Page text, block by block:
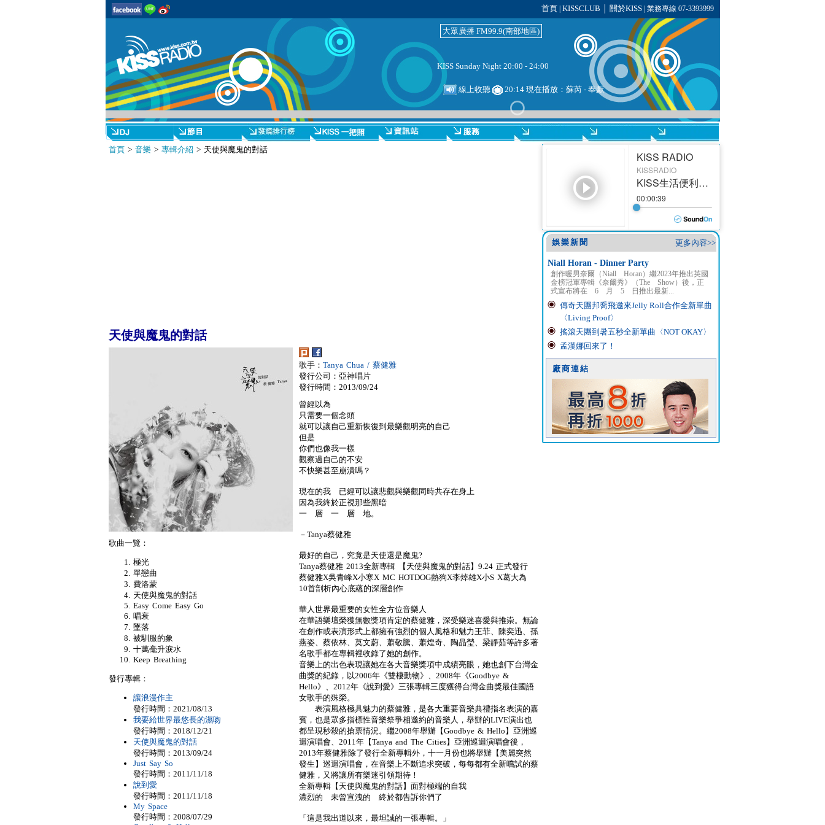
首頁 KISSCLUB 關於KISS| 業務專線 07-3393999
大眾廣播 FM99.9(南部地區)
KISS Sunday Night 20:00 - 24:00
線上收聽 20:14 現在播放：蘇芮 - 奉獻
首頁> 音樂> 專輯介紹 > 天使與魔鬼的對話
天使與魔鬼的對話
歌手： Tanya Chua / 蔡健雅
發行公司：亞神唱片
發行時間：2013/09/24
曾經以為
只需要一個念頭
就可以讓自己重新恢復到最樂觀明亮的自己
但是
你們也像我一樣
觀察過自己的不安
不快樂甚至崩潰嗎？
現在的我 已經可以讓悲觀與樂觀同時共存在身上
因為我終於正視那些黑暗
一 層 一 層 地。
－Tanya蔡健雅
最好的自己，究竟是天使還是魔鬼?
Tanya蔡健雅 2013全新專輯 【天使與魔鬼的對話】9.24 正式發行
蔡健雅X吳青峰X小寒X MC HOTDOG熱狗X李焯雄X小S X葛大為
10首剖析內心底蘊的深層創作
華人世界最重要的女性全方位音樂人
在華語樂壇榮獲無數獎項肯定的蔡健雅，深受樂迷喜愛與推崇。無論
在創作或表演形式上都擁有強烈的個人風格和魅力王菲、陳奕迅、孫
燕姿、蔡依林、莫文蔚、蕭敬騰、蕭煌奇、陶晶瑩、梁靜茹等許多著
名歌手都在專輯裡收錄了她的創作。
音樂上的出色表現讓她在各大音樂獎項中成績亮眼，她也創下台灣金
曲獎的紀錄，以2006年《雙棲動物》、2008年《Goodbye &
Hello》、2012年《說到愛》三張專輯三度獲得台灣金曲獎最佳國語
女歌手的殊榮。
表演風格極具魅力的蔡健雅，是各大重要音樂典禮指名表演的嘉
賓，也是眾多指標性音樂祭爭相邀約的音樂人，舉辦的LIVE演出也
都呈現秒殺的搶票情況。繼2008年舉辦【Goodbye & Hello】亞洲巡
迴演唱會、2011年【Tanya and The Cities】亞洲巡迴演唱會後，
2013年蔡健雅除了發行全新專輯外，十一月份也將舉辦【美麗突然
發生】巡迴演唱會，在音樂上不斷追求突破，每每都有全新嚐試的蔡
健雅，又將讓所有樂迷引領期待！
全新專輯【天使與魔鬼的對話】面對極端的自我
濃烈的 未曾宣洩的 終於都告訴你們了
「這是我出道以來，最坦誠的一張專輯。」
歌曲一覽：
極光
單戀曲
費洛蒙
天使與魔鬼的對話
Easy Come Easy Go
唱衰
墜落
被馴服的象
十萬毫升淚水
Keep Breathing
發行專輯：
讓浪漫作主
發行時間：2021/08/13
我要給世界最悠長的濕吻
發行時間：2018/12/21
天使與魔鬼的對話
發行時間：2013/09/24
Just Say So
發行時間：2011/11/18
說到愛
發行時間：2011/11/18
My Space
發行時間：2008/07/29
更多內容>>
娛樂新聞
Niall Horan - Dinner Party
創作暖男奈爾（Niall Horan）繼2023年推出英國
金榜冠軍專輯《奈爾秀》（The Show）後，正
式宣布將在 6 月 5 日推出最新...
傳奇天團邦喬飛邀來Jelly Roll合作全新單曲
〈Living Proof〉
搖滾天團到暑五秒全新單曲〈NOT OKAY〉
孟漢娜回來了！
廠商連結